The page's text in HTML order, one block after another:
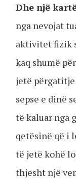
Dhe një
nga nevojat
aktivitet fizik
kaq shumë
jetë
sepse e dinë
të kaluar nga
qetësinë që i
të jetë kohë
thjesht një